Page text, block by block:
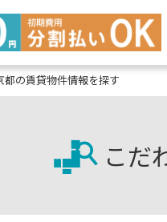
都の賃貸物件情報を探す
こだ